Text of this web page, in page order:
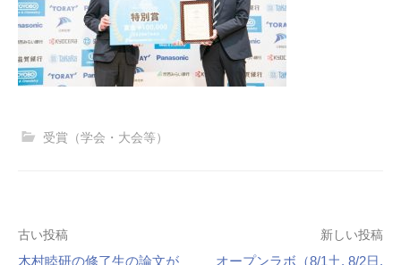
受賞（学会・大会等）
投
古い投稿
木村睦研の修了生の論文が
新しい投稿
オープンラボ（8/1土, 8/2日,